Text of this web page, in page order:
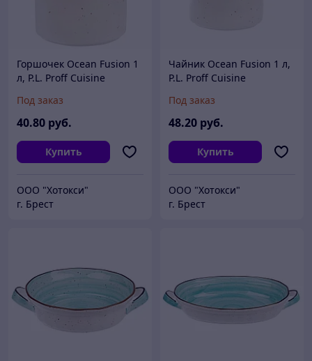
Горшочек Ocean Fusion 1
л, P.L. Proff Cuisine
Под заказ
40.80 руб.
Купить
ООО "Хотокси"
г. Брест
Чайник Ocean Fusion 1 л,
P.L. Proff Cuisine
Под заказ
48.20 руб.
Купить
ООО "Хотокси"
г. Брест